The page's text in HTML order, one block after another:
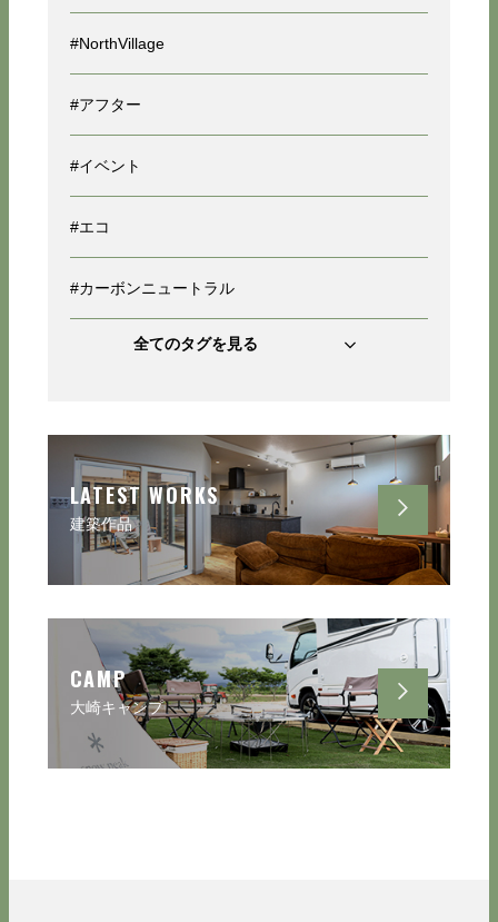
#NorthVillage
#アフター
#イベント
#エコ
#カーボンニュートラル
全てのタグを見る
LATEST WORKS
建築作品
CAMP
大崎キャンプ